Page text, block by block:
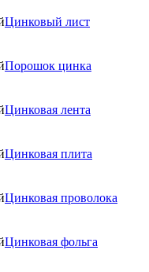
Цинковый лист
Порошок цинка
Цинковая лента
Цинковая плита
Цинковая проволока
Цинковая фольга